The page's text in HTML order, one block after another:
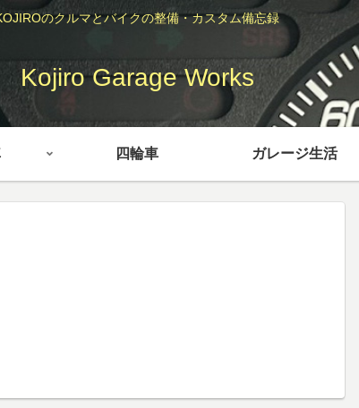
のクルマとバイクの整備・カスタム備忘録
Kojiro Garage Works
四輪車 ガレージ生活